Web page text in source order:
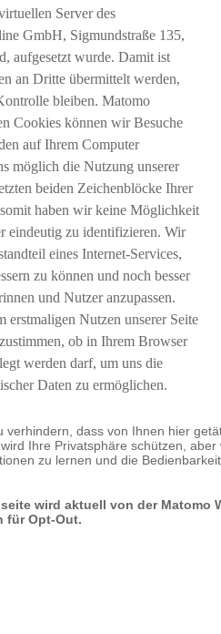
Server des
GmbH, Sigmundstraße 135,
aufgesetzt wurde. Damit ist
an Dritte übermittelt werden,
bleiben. Matomo
Cookies können wir Besuche
auf Ihrem Computer
möglich die Nutzung unserer
beiden Zeichenblöcke Ihrer
haben wir keine Möglichkeit
eindeutig zu identifizieren. Wir
eines Internet-Services,
zu können und noch besser
und Nutzer anzupassen.
Nutzen unserer Seite
ob in Ihrem Browser
werden darf, um uns die
Daten zu ermöglichen.